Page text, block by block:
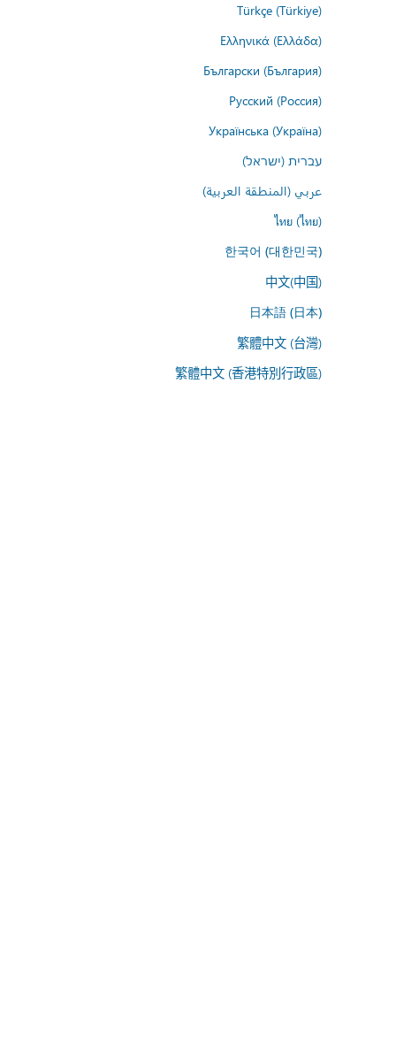
Türkçe (Türkiye)
Ελληνικά (Ελλάδα)
Български (България)
Русский (Россия)
Українська (Україна)
עברית (ישראל)
عربي (المنطقة العربية)
ไทย (ไทย)
한국어 (대한민국)
中文(中国)
日本語 (日本)
繁體中文 (台灣)
繁體中文 (香港特別行政區)